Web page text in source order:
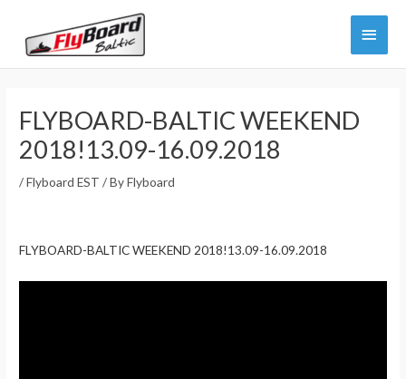
content
Main
Menu
FLYBOARD-BALTIC WEEKEND
2018!13.09-16.09.2018
/Flyboard EST / ByFlyboard
FLYBOARD-BALTIC WEEKEND 2018!13.09-16.09.2018